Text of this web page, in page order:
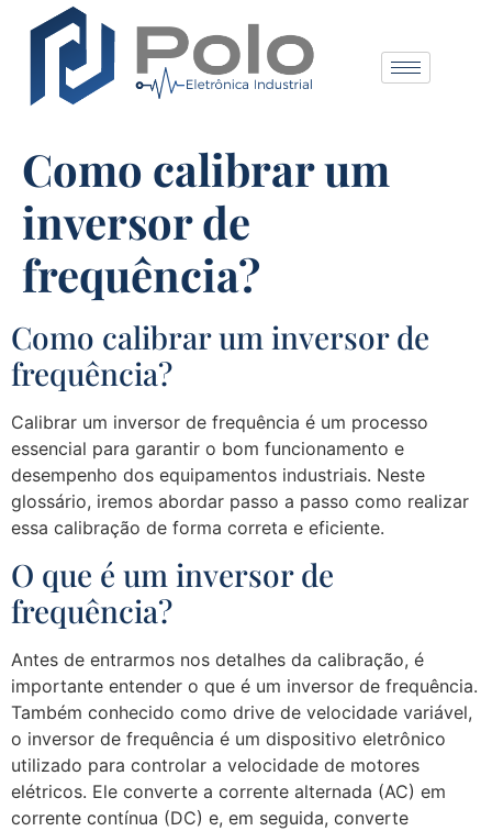
Como calibrar um
inversor de
frequência?
Como calibrar um inversor de
frequência?
Calibrar um inversor de frequência é um processo
essencial para garantir o bom funcionamento e
desempenho dos equipamentos industriais. Neste
glossário, iremos abordar passo a passo como realizar
essa calibração de forma correta e eficiente.
O que é um inversor de
frequência?
Antes de entrarmos nos detalhes da calibração, é
importante entender o que é um inversor de frequência.
Também conhecido como drive de velocidade variável,
o inversor de frequência é um dispositivo eletrônico
utilizado para controlar a velocidade de motores
elétricos. Ele converte a corrente alternada (AC) em
corrente contínua (DC) e, em seguida, converte